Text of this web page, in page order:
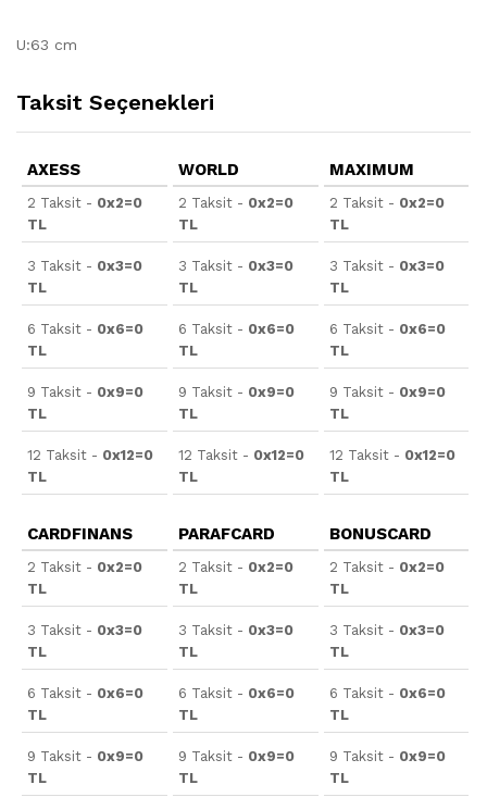
U:63 cm
Taksit Seçenekleri
AXESS
2 Taksit - 0x2=0
TL
3 Taksit - 0x3=0
TL
6 Taksit - 0x6=0
TL
9 Taksit - 0x9=0
TL
12 Taksit - 0x12=0
TL
WORLD
2 Taksit - 0x2=0
TL
3 Taksit - 0x3=0
TL
6 Taksit - 0x6=0
TL
9 Taksit - 0x9=0
TL
12 Taksit - 0x12=0
TL
MAXIMUM
2 Taksit - 0x2=0
TL
3 Taksit - 0x3=0
TL
6 Taksit - 0x6=0
TL
9 Taksit - 0x9=0
TL
12 Taksit - 0x12=0
TL
CARDFINANS
2 Taksit - 0x2=0
TL
3 Taksit - 0x3=0
TL
6 Taksit - 0x6=0
TL
9 Taksit - 0x9=0
TL
PARAFCARD
2 Taksit - 0x2=0
TL
3 Taksit - 0x3=0
TL
6 Taksit - 0x6=0
TL
9 Taksit - 0x9=0
TL
BONUSCARD
2 Taksit - 0x2=0
TL
3 Taksit - 0x3=0
TL
6 Taksit - 0x6=0
TL
9 Taksit - 0x9=0
TL